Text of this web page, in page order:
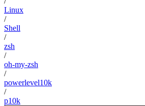
Linux
/
Shell
/
zsh
/
oh-my-zsh
/
powerlevel10k
/
p10k